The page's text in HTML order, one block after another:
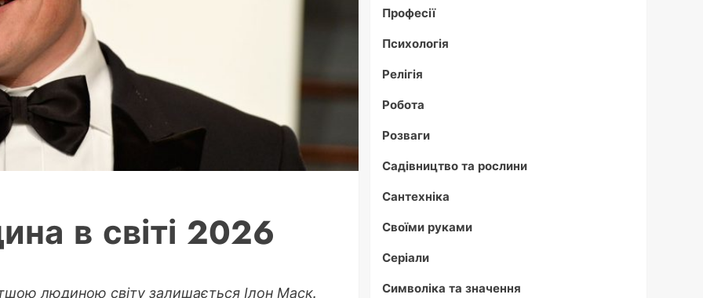
в світі 2026
людиною світу залишається Ілон Маск.
Професії
Психологія
Релігія
Робота
Розваги
Садівництво та рослини
Сантехніка
Своїми руками
Серіали
Символіка та значення